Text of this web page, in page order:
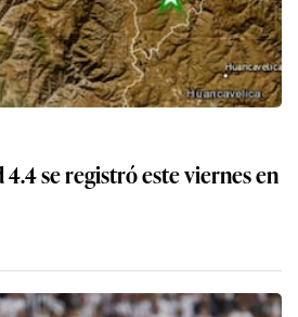
se registró este viernes en